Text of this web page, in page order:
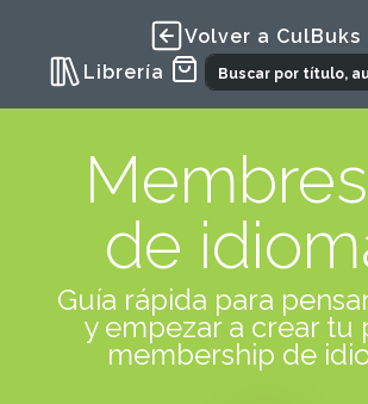
Volver a CulBuks
Librería
de
Guía rápida para
y empezar a crear tu
membership de